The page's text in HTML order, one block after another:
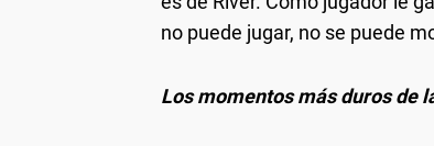
no puede jugar, no se puede
Los momentos más duros de